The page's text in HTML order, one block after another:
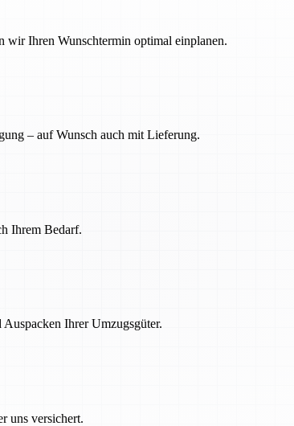
wir Ihren Wunschtermin optimal einplanen.
– auf Wunsch auch mit Lieferung.
Ihrem Bedarf.
Ihrer Umzugsgüter.
uns versichert.